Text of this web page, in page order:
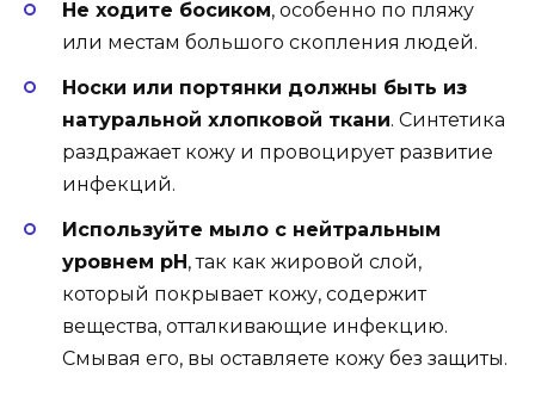
Не ходите босиком, особенно по пляжу
или местам большого скопления людей.
Носки или портянки должны быть из
натуральной хлопковой ткани. Синтетика
раздражает кожу и провоцирует развитие
инфекций.
Используйте мыло с нейтральным
уровнем рН, так как жировой слой,
который покрывает кожу, содержит
вещества, отталкивающие инфекцию.
Смывая его, вы оставляете кожу без защиты.